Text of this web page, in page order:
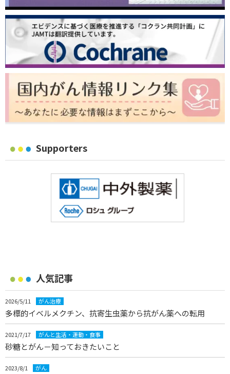
Supporters
人気記事
2026/5/11 がん治療
多標的イベルメクチン、抗寄生虫薬から抗がん薬への転用
2021/7/17 がんと生活・運動・食事
砂糖とがん－知っておきたいこと
2023/8/1 がん